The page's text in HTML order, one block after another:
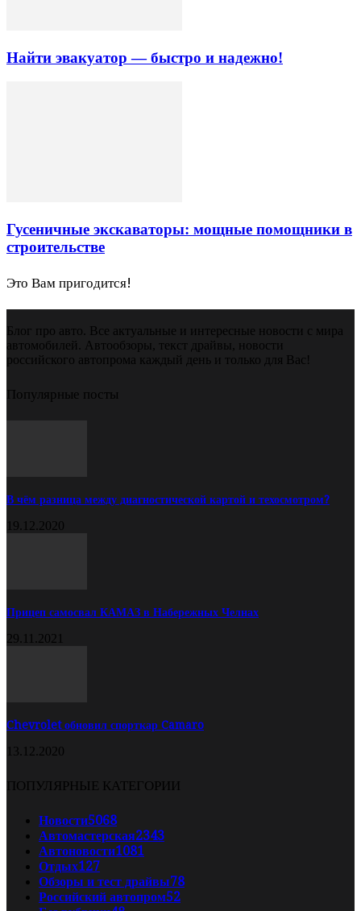
Найти эвакуатор — быстро и надежно!
Гусеничные экскаваторы: мощные помощники в
строительстве
Это Вам пригодится!
Блог про авто. Все актуальные и интересные новости с мира
автомобилей. Автообзоры, текст драйвы, новости
российского автопрома каждый день и только для Вас!
Популярные посты
В чём разница между диагностической картой и техосмотром?
19.12.2020
Прицеп самосвал КАМАЗ в Набережных Челнах
29.11.2021
Chevrolet обновил спорткар Camaro
13.12.2020
ПОПУЛЯРНЫЕ КАТЕГОРИИ
Новости5068
Автомастерская2343
Автоновости1081
Отдых127
Обзоры и тест драйвы78
Российский автопром52